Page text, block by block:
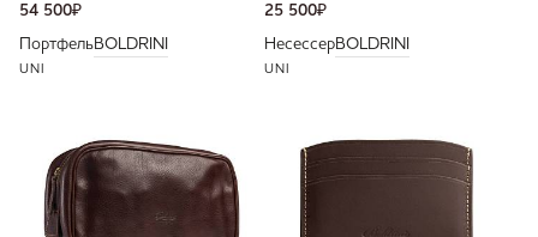
54 500₽
ПортфельBOLDRINI
UNI
25 500₽
НесессерBOLDRINI
UNI